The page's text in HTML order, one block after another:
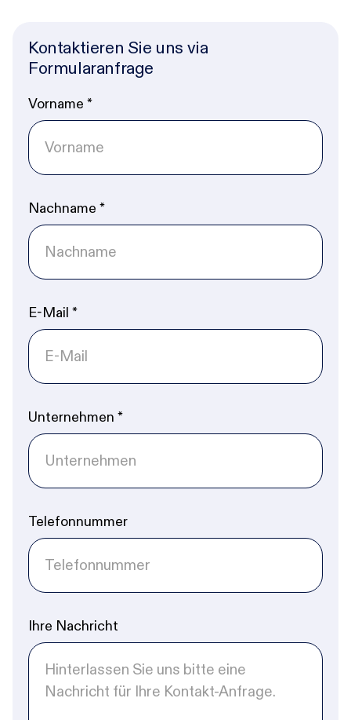
Kontaktieren Sie uns via
Formularanfrage
Vorname *
Nachname *
E-Mail *
Unternehmen *
Telefonnummer
Ihre Nachricht